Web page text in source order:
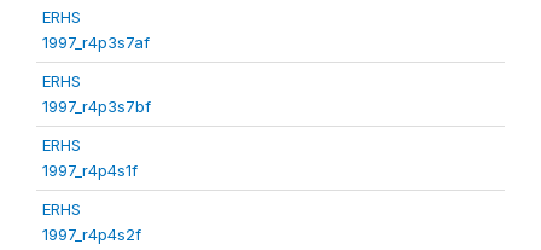
ERHS
1997_r4p3s7af
ERHS
1997_r4p3s7bf
ERHS
1997_r4p4s1f
ERHS
1997_r4p4s2f